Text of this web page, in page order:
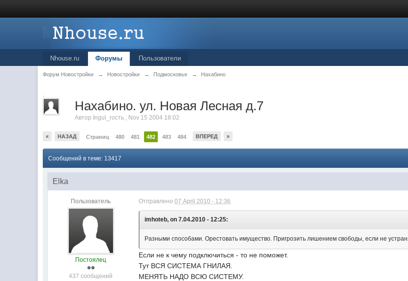
Nhouse.ru Форумы Пользователи
Форум Новостройки → Новостройки → Подмосковье → Нахабино
.
Нахабино. ул. Новая Лесная д.7
Автор Ingul_гость , Nov 15 2004 18:02
« НАЗАД Страниц 480 481 482 483 484 ВПЕРЕД »
Сообщений в теме: 13417
Elka
Пользователь
Постоялец
437 сообщений
Отправлено07 April 2010 - 12:36
imhoteb, on 7.04.2010 - 12:25:
Разными способами. Орестовать имущество. Пригрозить лишением свободы, если не
Если не к чему подключиться - то не поможет.
Тут ВСЯ СИСТЕМА ГНИЛАЯ.
МЕНЯТЬ НАДО ВСЮ СИСТЕМУ.